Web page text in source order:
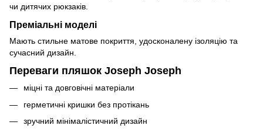
чи дитячих рюкзаків.
Преміальні моделі
Мають стильне матове покриття, удосконалену ізоляцію та
сучасний дизайн.
Переваги пляшок Joseph Joseph
міцні та довговічні матеріали
герметичні кришки без протікань
зручний мінімалістичний дизайн